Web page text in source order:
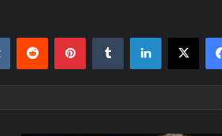
فيسبوك ‫X لينكدإن بينتيريست